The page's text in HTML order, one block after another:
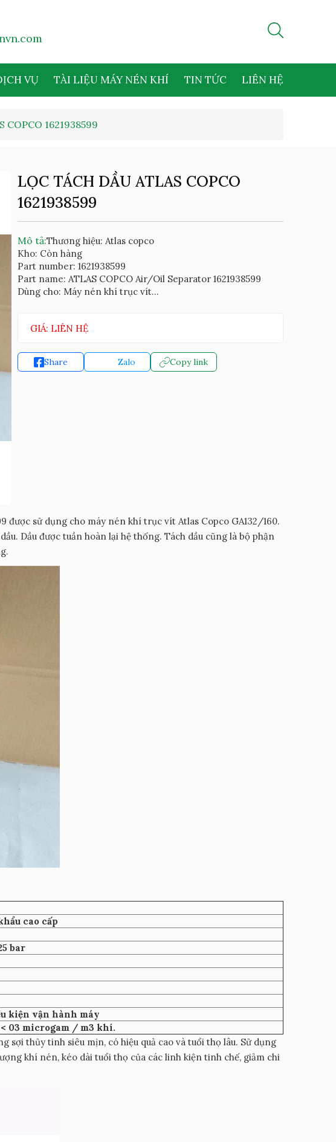
VỤ TÀI LIỆU MÁY NÉN KHÍ TIN TỨC LIÊN HỆ
COPCO 1621938599
LỌC TÁCH DẦU ATLAS COPCO
1621938599
Mô tả:Thương hiệu: Atlas copco
Kho: Còn hàng
Part number: 1621938599
Part name: ATLAS COPCO Air/Oil Separator 1621938599
Dùng cho: Máy nén khí trục vít...
GIÁ: LIÊN HỆ
Share Zalo Copy link
được sử dụng cho máy nén khí trục vít Atlas Copco GA132/160.
Dầu được tuần hoàn lại hệ thống. Tách dầu cũng là bộ phận
cao cấp
bar
kiện vận hành máy
< 03 microgam / m3 khí.
sợi thủy tinh siêu mịn, có hiệu quả cao và tuổi thọ lâu. Sử dụng
khí nén, kéo dài tuổi thọ của các linh kiện tinh chế, giảm chi